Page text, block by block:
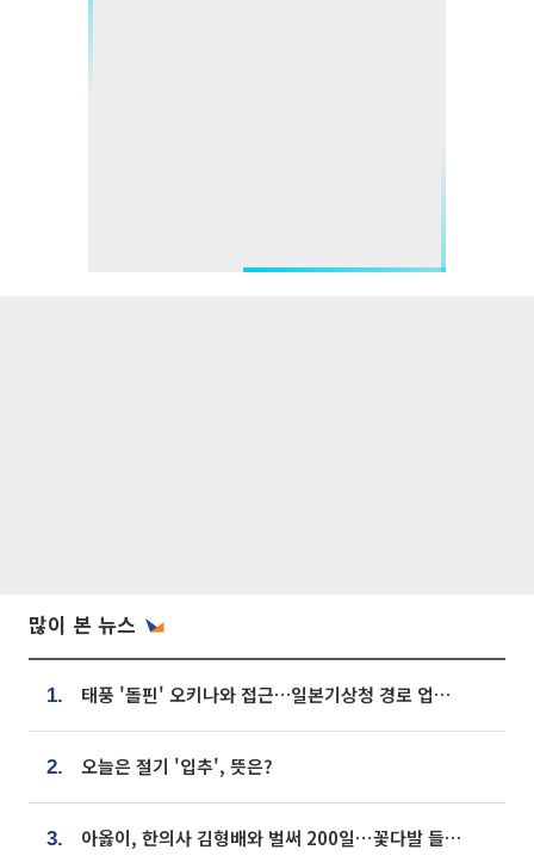
많이 본 뉴스
1. 태풍 '돌핀' 오키나와 접근…일본기상청 경로 업데이트
2. 오늘은 절기 '입추', 뜻은?
3. 아옳이, 한의사 김형배와 벌써 200일⋯꽃다발 들고 "프러포즈 아냐"